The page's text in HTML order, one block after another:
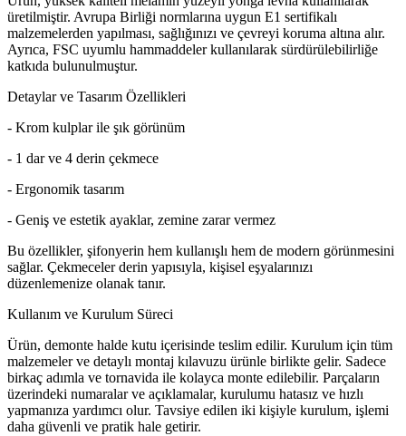
üretilmiştir. Avrupa Birliği normlarına uygun E1 sertifikalı
malzemelerden yapılması, sağlığınızı ve çevreyi koruma altına alır.
Ayrıca, FSC uyumlu hammaddeler kullanılarak sürdürülebilirliğe
katkıda bulunulmuştur.
Detaylar ve Tasarım Özellikleri
- Krom kulplar ile şık görünüm
- 1 dar ve 4 derin çekmece
- Ergonomik tasarım
- Geniş ve estetik ayaklar, zemine zarar vermez
Bu özellikler, şifonyerin hem kullanışlı hem de modern görünmesini
sağlar. Çekmeceler derin yapısıyla, kişisel eşyalarınızı
düzenlemenize olanak tanır.
Kullanım ve Kurulum Süreci
Ürün, demonte halde kutu içerisinde teslim edilir. Kurulum için tüm
malzemeler ve detaylı montaj kılavuzu ürünle birlikte gelir. Sadece
birkaç adımla ve tornavida ile kolayca monte edilebilir. Parçaların
üzerindeki numaralar ve açıklamalar, kurulumu hatasız ve hızlı
yapmanıza yardımcı olur. Tavsiye edilen iki kişiyle kurulum, işlemi
daha güvenli ve pratik hale getirir.